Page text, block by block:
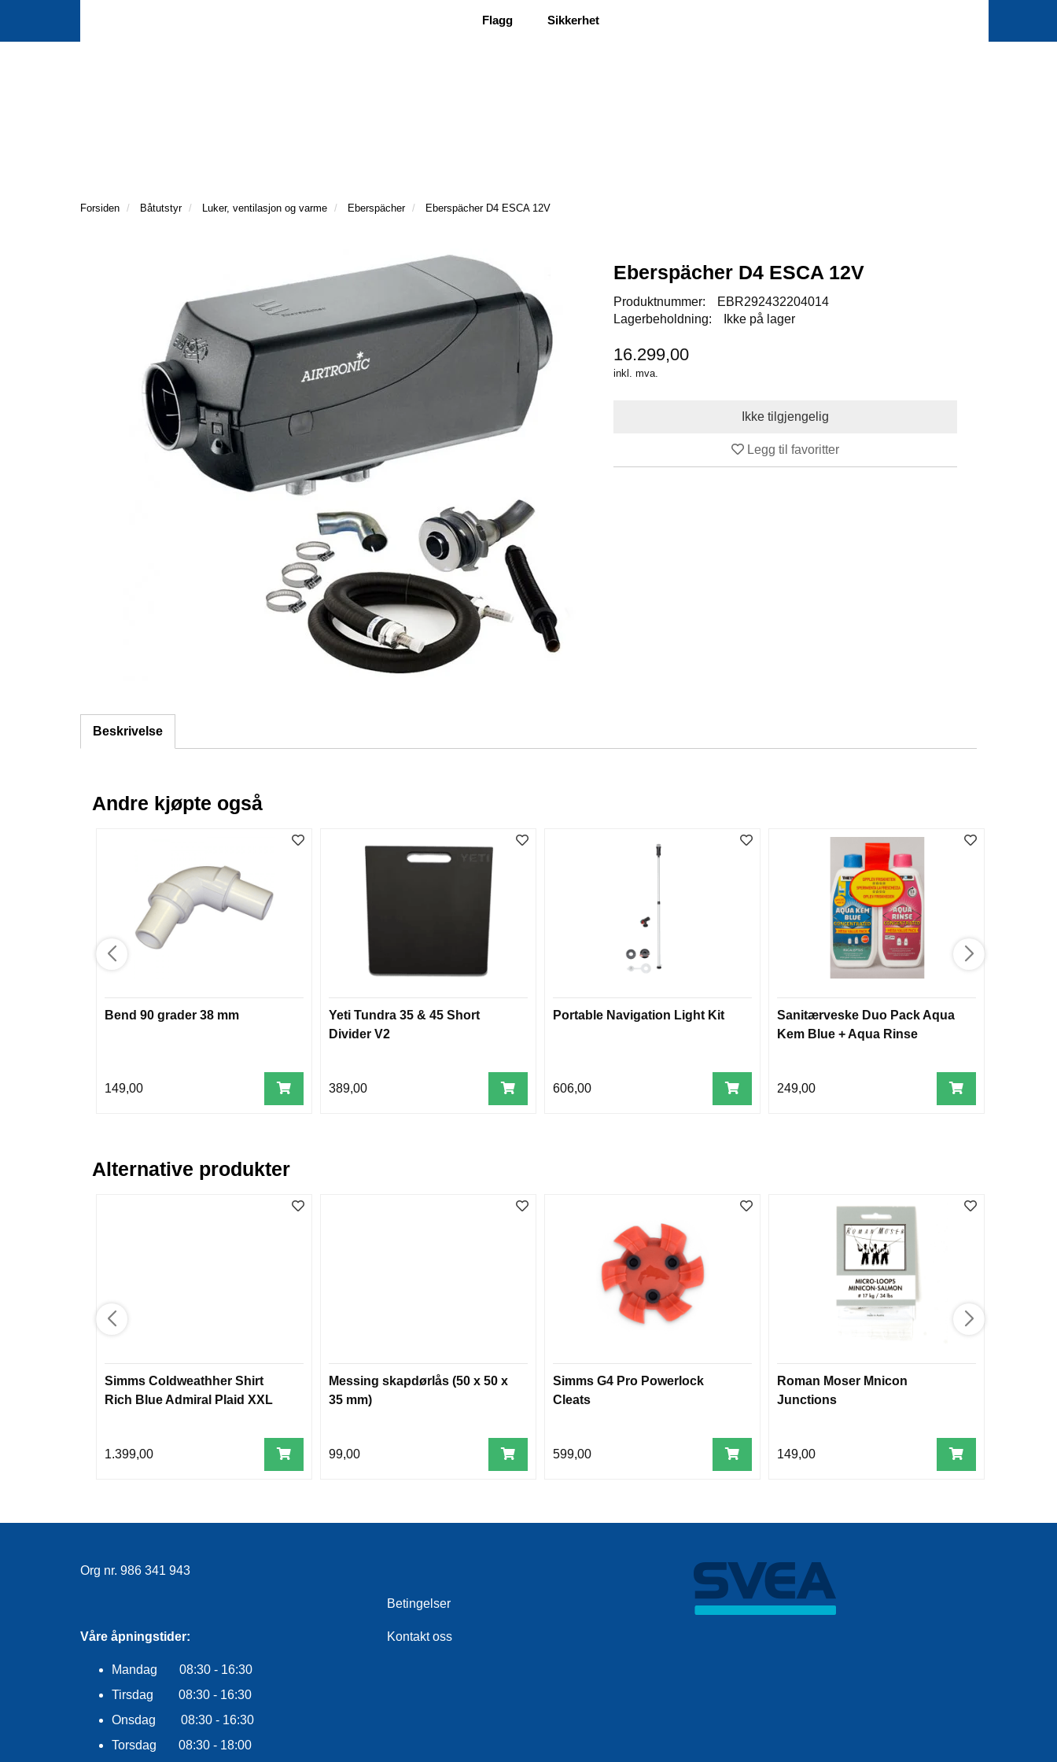
Flagg Sikkerhet
Forsiden Båtutstyr Luker, ventilasjon og varme Eberspächer Eberspächer D4 ESCA 12V
Eberspächer D4 ESCA 12V
Produktnummer:
EBR292432204014
Lagerbeholdning:
Ikke på lager
16.299,00
inkl. mva.
Legg til favoritter
Beskrivelse
Andre kjøpte også
Bend 90 grader 38 mm
149,00
Yeti Tundra 35 & 45 Short
Divider V2
389,00
Portable Navigation Light Kit
606,00
Sanitærveske Duo Pack Aqua
Kem Blue + Aqua Rinse
249,00
Alternative produkter
Simms Coldweathher Shirt
Rich Blue Admiral Plaid XXL
1.399,00
Messing skapdørlås (50 x 50 x
35 mm)
99,00
Simms G4 Pro Powerlock
Cleats
599,00
Roman Moser Mnicon
Junctions
149,00
Org nr. 986 341 943
Våre åpningstider:
Mandag 08:30 - 16:30
Tirsdag 08:30 - 16:30
Onsdag 08:30 - 16:30
Torsdag 08:30 - 18:00
Betingelser
Kontakt oss